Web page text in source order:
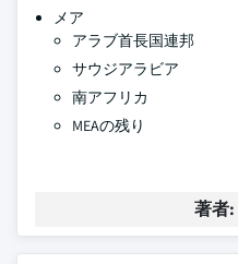
メア
アラブ首長国連邦
サウジアラビア
南アフリカ
MEAの残り
著者: